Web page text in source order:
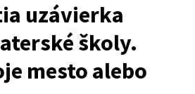
uzávierka
školy.
mesto alebo